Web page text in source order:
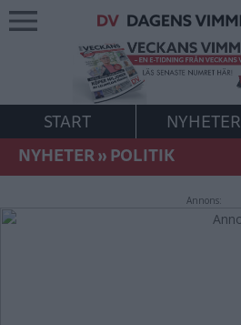
START NYHETER
NYHETER»POLITIK
Annons: